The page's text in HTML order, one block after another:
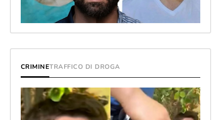
CRIMINETRAFFICO DI DROGA